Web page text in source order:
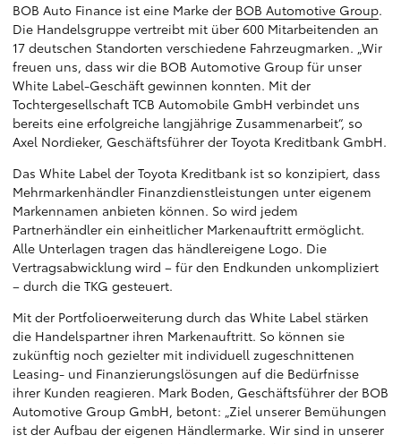
BOB Auto Finance ist eine Marke der BOB Automotive Group.
Die Handelsgruppe vertreibt mit über 600 Mitarbeitenden an
17 deutschen Standorten verschiedene Fahrzeugmarken. „Wir
freuen uns, dass wir die BOB Automotive Group für unser
White Label-Geschäft gewinnen konnten. Mit der
Tochtergesellschaft TCB Automobile GmbH verbindet uns
bereits eine erfolgreiche langjährige Zusammenarbeit“, so
Axel Nordieker, Geschäftsführer der Toyota Kreditbank GmbH.
Das White Label der Toyota Kreditbank ist so konzipiert, dass
Mehrmarkenhändler Finanzdienstleistungen unter eigenem
Markennamen anbieten können. So wird jedem
Partnerhändler ein einheitlicher Markenauftritt ermöglicht.
Alle Unterlagen tragen das händlereigene Logo. Die
Vertragsabwicklung wird – für den Endkunden unkompliziert
– durch die TKG gesteuert.
Mit der Portfolioerweiterung durch das White Label stärken
die Handelspartner ihren Markenauftritt. So können sie
zukünftig noch gezielter mit individuell zugeschnittenen
Leasing- und Finanzierungslösungen auf die Bedürfnisse
ihrer Kunden reagieren. Mark Boden, Geschäftsführer der BOB
Automotive Group GmbH, betont: „Ziel unserer Bemühungen
ist der Aufbau der eigenen Händlermarke. Wir sind in unserer